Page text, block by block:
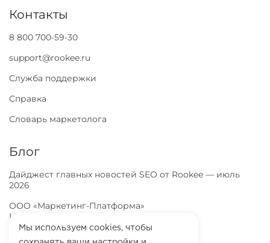
Мы используем cookies, чтобы
Блог
Дайджест главных новостей SEO от Rookee — июль
2026
ООО «Маркетинг-Платформа»
ИНН
ОГРН 1257100003863
Контакты
8 800 700-59-30
support@rookee.ru
Служба поддержки
Справка
Словарь маркетолога